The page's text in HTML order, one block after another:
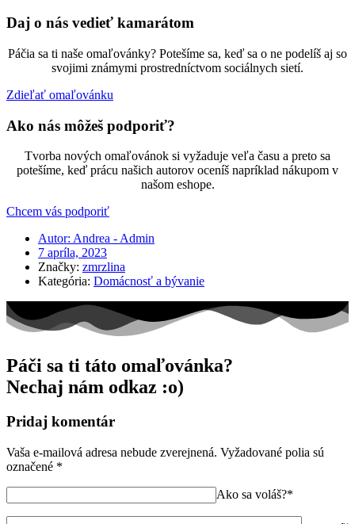
Daj o nás vedieť kamarátom
Páčia sa ti naše omaľovánky? Potešíme sa, keď sa o ne podelíš aj so
svojimi známymi prostredníctvom sociálnych sietí.
Zdieľať omaľovánku
Ako nás môžeš podporiť?
Tvorba nových omaľovánok si vyžaduje veľa času a preto sa
potešíme, keď prácu našich autorov oceníš napríklad nákupom v
našom eshope.
Chcem vás podporiť
Autor: Andrea - Admin
7 apríla, 2023
Značky: zmrzlina
Kategória: Domácnosť a bývanie
Páči sa ti táto omaľovánka?
Nechaj nám odkaz :o)
Pridaj komentár
Vaša e-mailová adresa nebude zverejnená. Vyžadované polia sú
označené *
Ako sa voláš?*